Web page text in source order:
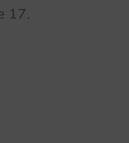
17.